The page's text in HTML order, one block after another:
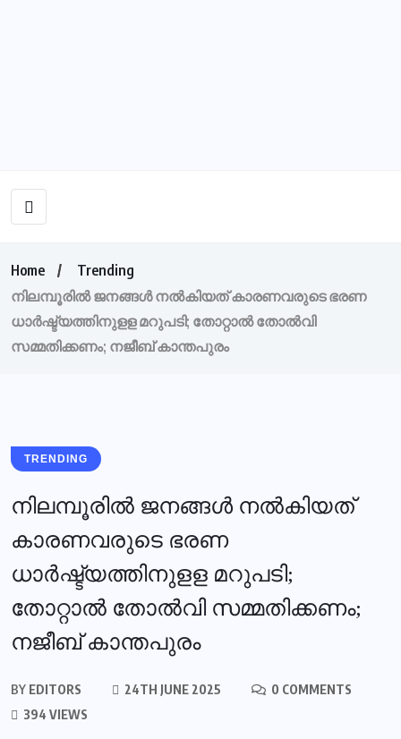
Home
Trending
നിലമ്പൂരിൽ ജനങ്ങൾ നൽകിയത് കാരണവരുടെ ഭരണ
ധാര്‍ഷ്ട്യത്തിനുളള മറുപടി; തോറ്റാൽ തോൽവി
സമ്മതിക്കണം; നജീബ് കാന്തപുരം
TRENDING
നിലമ്പൂരിൽ ജനങ്ങൾ നൽകിയത്
കാരണവരുടെ ഭരണ
ധാര്‍ഷ്ട്യത്തിനുളള മറുപടി;
തോറ്റാൽ തോൽവി സമ്മതിക്കണം;
നജീബ് കാന്തപുരം
BY EDITORS 24TH JUNE 2025
0 COMMENTS
394 VIEWS